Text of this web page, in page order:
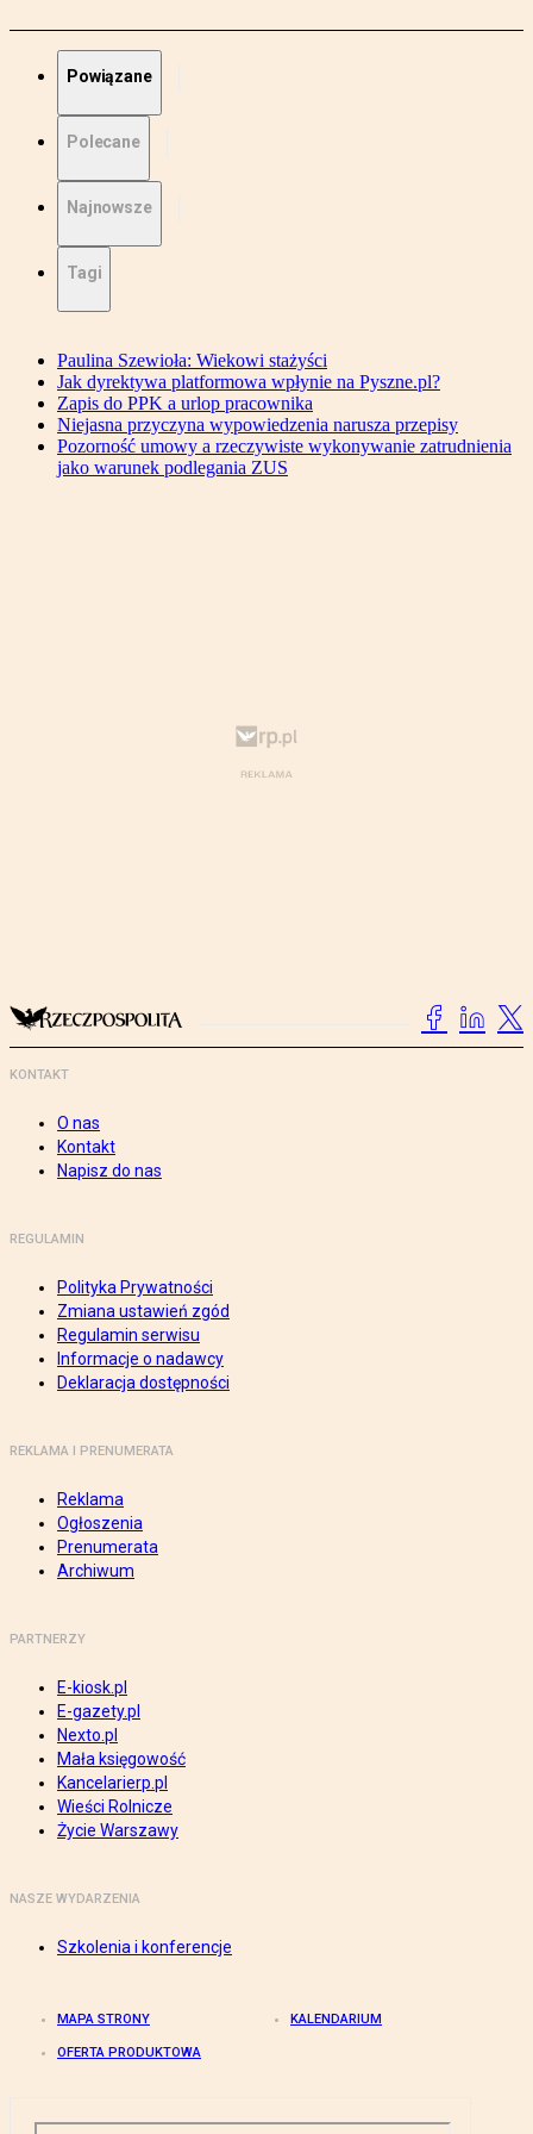
Powiązane
Polecane
Najnowsze
Tagi
Paulina Szewioła: Wiekowi stażyści
Jak dyrektywa platformowa wpłynie na Pyszne.pl?
Zapis do PPK a urlop pracownika
Niejasna przyczyna wypowiedzenia narusza przepisy
Pozorność umowy a rzeczywiste wykonywanie zatrudnienia
jako warunek podlegania ZUS
KONTAKT
O nas
Kontakt
Napisz do nas
REGULAMIN
Polityka Prywatności
Zmiana ustawień zgód
Regulamin serwisu
Informacje o nadawcy
Deklaracja dostępności
REKLAMA I PRENUMERATA
Reklama
Ogłoszenia
Prenumerata
Archiwum
PARTNERZY
E-kiosk.pl
E-gazety.pl
Nexto.pl
Mała księgowość
Kancelarierp.pl
Wieści Rolnicze
Życie Warszawy
NASZE WYDARZENIA
Szkolenia i konferencje
MAPA STRONY KALENDARIUM
OFERTA PRODUKTOWA